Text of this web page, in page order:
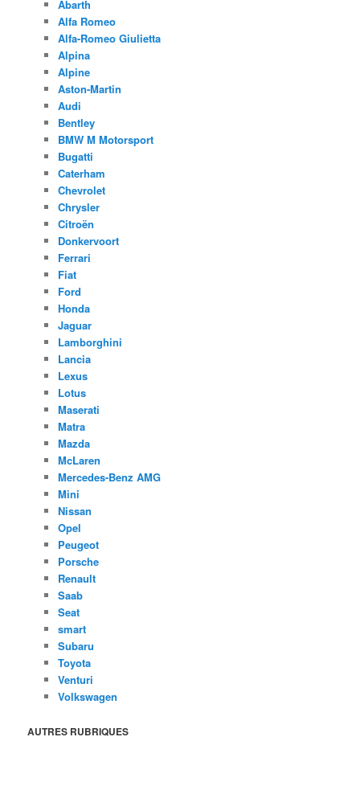
Abarth
Alfa Romeo
Alfa-Romeo Giulietta
Alpina
Alpine
Aston-Martin
Audi
Bentley
BMW M Motorsport
Bugatti
Caterham
Chevrolet
Chrysler
Citroën
Donkervoort
Ferrari
Fiat
Ford
Honda
Jaguar
Lamborghini
Lancia
Lexus
Lotus
Maserati
Matra
Mazda
McLaren
Mercedes-Benz AMG
Mini
Nissan
Opel
Peugeot
Porsche
Renault
Saab
Seat
smart
Subaru
Toyota
Venturi
Volkswagen
AUTRES RUBRIQUES